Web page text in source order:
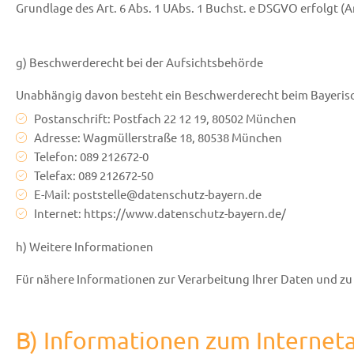
Grundlage des Art. 6 Abs. 1 UAbs. 1 Buchst. e DSGVO erfolgt
g) Beschwerderecht bei der Aufsichtsbehörde
Unabhängig davon besteht ein Beschwerderecht beim
Postanschrift: Postfach 22 12 19, 80502 München
Adresse: Wagmüllerstraße 18, 80538 München
Telefon: 089 212672-0
Telefax: 089 212672-50
E-Mail: poststelle@datenschutz-bayern.de
Internet: https://www.datenschutz-bayern.de/
h) Weitere Informationen
Für nähere Informationen zur Verarbeitung Ihrer Daten und
B) Informationen zum